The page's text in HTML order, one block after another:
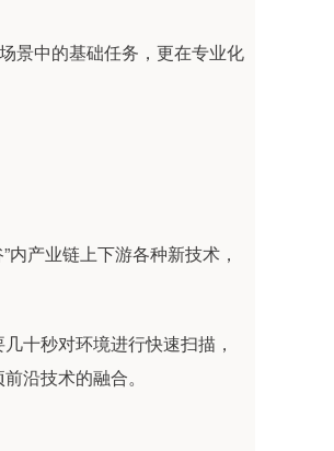
景中的基础任务，更在专业化
产业链上下游各种新技术，
十秒对环境进行快速扫描，
沿技术的融合。